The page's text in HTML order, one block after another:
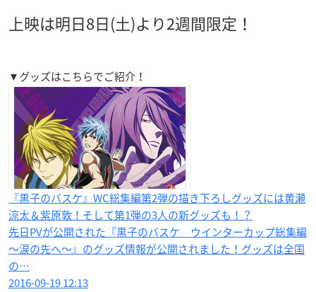
上映は明日8日(土)より2週間限定！
▼グッズはこちらでご紹介！
『黒子のバスケ』WC総集編第2弾の描き下ろしグッズには黄瀬
涼太＆紫原敦！そして第1弾の3人の新グッズも！？
先日PVが公開された『黒子のバスケ ウインターカップ総集編
〜涙の先へ〜』のグッズ情報が公開されました！グッズは全国
の…
2016-09-19 12:13